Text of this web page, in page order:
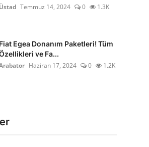
Üstad Temmuz 14, 2024 0 1.3K
Fiat Egea Donanım Paketleri! Tüm
ve Fa...
Haziran 17, 2024 0 1.2K